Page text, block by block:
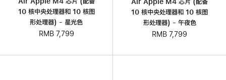
10 核中央处理器和 10 核图
形处理器) - 星光色
RMB 7,799
10 核中央处理器和 10 核图
形处理器) - 午夜色
RMB 7,799